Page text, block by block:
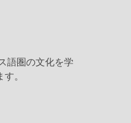
語圏の文化を学
。